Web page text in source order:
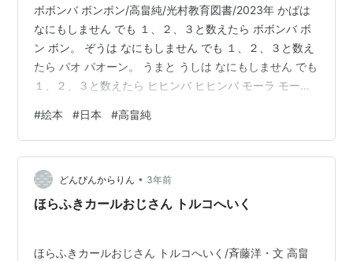
ボボンバ ボンボン/高畠純/光村教育図書/2023年 かばは
なにもしません でも １、２、３と数えたら ボボンバ ボ
ン ボン。 ぞうは なにもしません でも １、２、３と数え
たら パオ パオーン。 うまと うしは なにもしません でも
１、２、３と数えたら ヒヒンバ ヒヒンバ モーラ モーラ
らが おどり。 わには？ 三つ数えても うごきません。う
ごきません。ごりらが やっきて 三つ数えても うごきま
せん。 それでも 絵本は 裏表紙まで 見ないと わかりませ
んよ！ 声を出して読まないと 面白くありません。踊り最
高、リズム最高。
#絵本 #日本 #高畠純
どんぴんからりん • 3年前
ほらふきカールおじさん トルコへいく
ほらふきカールおじさん トルコへいく/斉藤洋・文 高畠